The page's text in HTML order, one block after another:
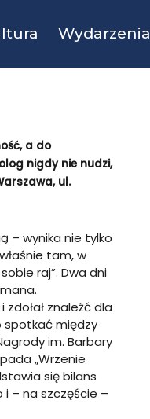
Wydarzenia
a do
nigdy nie nudzi,
ul.
– wynika nie tylko
tam, w
raj”. Dwa dni
znaleźć dla
spotkać między
im. Barbary
„Wrzenie
się bilans
i – na szczęście –